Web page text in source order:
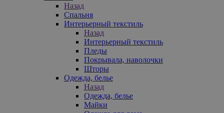
Назад
Спальня
Интерьерный текстиль
Назад
Интерьерный текстиль
Пледы
Покрывала, наволочки
Шторы
Одежда, белье
Назад
Одежда, белье
Майки